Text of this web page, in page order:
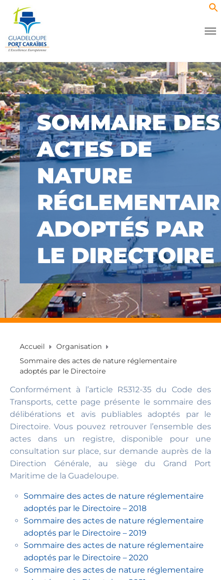
SOMMAIRE DES
ACTES DE
NATURE
ADOPTÉS PAR
LE DIRECTOIRE
Accueil
Organisation
Sommaire des actes de nature réglementaire
adoptés par le Directoire
Conformément à l’article R5312-35 du Code des
Transports, cette page présente le sommaire des
délibérations et avis publiables adoptés par le
Directoire. Vous pouvez retrouver l’ensemble des
actes dans un registre, disponible pour une
consultation sur place, sur demande auprès de la
Direction Générale, au siège du Grand Port
Maritime de la Guadeloupe.
Sommaire des actes de nature réglementaire
adoptés par le Directoire – 2018
Sommaire des actes de nature réglementaire
adoptés par le Directoire – 2019
Sommaire des actes de nature réglementaire
adoptés par le Directoire – 2020
Sommaire des actes de nature réglementaire